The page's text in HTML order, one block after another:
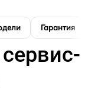
Гарантия